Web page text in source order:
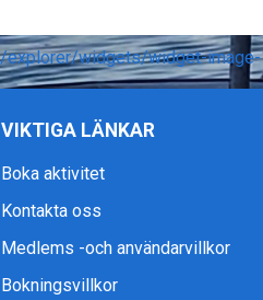
VIKTIGA LÄNKAR
Boka aktivitet
Kontakta oss
Medlems -och användarvillkor
Bokningsvillkor